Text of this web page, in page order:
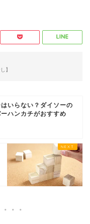
】
いらない？ダイソーの
ハンカチがおすすめ